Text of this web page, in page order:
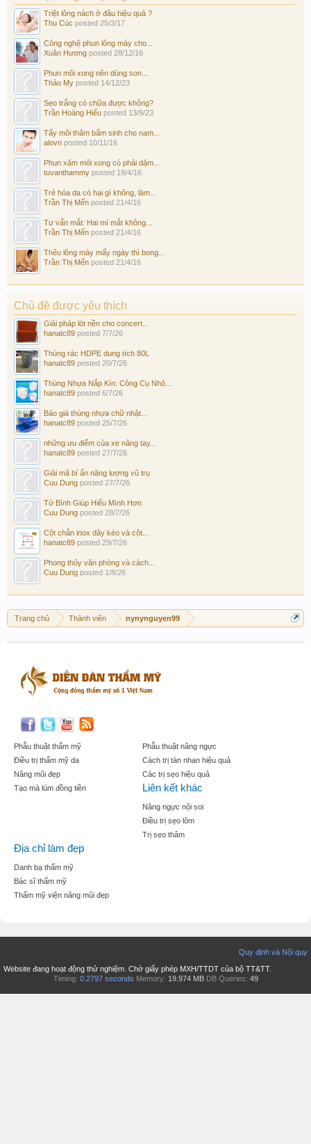
Triệt lông nách ở đâu hiệu quả ?
Thu Cúc posted 25/3/17
Công nghệ phun lông mày cho...
Xuân Hương posted 28/12/16
Phun môi xong nên dùng son...
Thảo My posted 14/12/23
Sẹo trắng có chữa được không?
Trần Hoàng Hiếu posted 13/9/23
Tẩy môi thâm bẩm sinh cho nam...
alovn posted 10/11/16
Phun xăm môi xong có phải dặm...
tuvanthammy posted 18/4/16
Trẻ hóa da có hại gì không, làm...
Trần Thị Mến posted 21/4/16
Tư vấn mắt: Hai mí mắt không...
Trần Thị Mến posted 21/4/16
Thêu lông mày mấy ngày thì bong...
Trần Thị Mến posted 21/4/16
Chủ đề được yêu thích
Giải pháp lót nền cho concert...
hanatc89 posted 7/7/26
Thùng rác HDPE dung tích 80L
hanatc89 posted 20/7/26
Thùng Nhựa Nắp Kín: Công Cụ Nhỏ...
hanatc89 posted 6/7/26
Báo giá thùng nhựa chữ nhật...
hanatc89 posted 25/7/26
những ưu điểm của xe nâng tay...
hanatc89 posted 27/7/26
Giải mã bí ẩn năng lượng vũ trụ
Cuu Dung posted 27/7/26
Tử Bình Giúp Hiểu Mình Hơn
Cuu Dung posted 28/7/26
Cột chắn inox dây kéo và cột...
hanatc89 posted 29/7/26
Phong thủy văn phòng và cách...
Cuu Dung posted 1/8/26
Trang chủ Thành viên nynynguyen99
Phẫu thuật thẩm mỹ
Điều trị thẩm mỹ da
Nâng mũi đẹp
Tạo mà lúm đồng tiền
Phẫu thuật nâng ngực
Cách trị tàn nhan hiệu quả
Các trị sẹo hiệu quả
Liên kết khác
Nâng ngực nội soi
Điều trị sẹo lõm
Trị sẹo thâm
Địa chỉ làm đẹp
Danh bạ thẩm mỹ
Bác sĩ thẩm mỹ
Thẩm mỹ viện nâng mũi đẹp
Quy định và Nội quy
Website đang hoạt động thử nghiệm. Chờ giấy phép MXH/TTDT của bộ TT&TT.
Timing: 0.2797 seconds Memory: 19.974 MB DB Queries: 49